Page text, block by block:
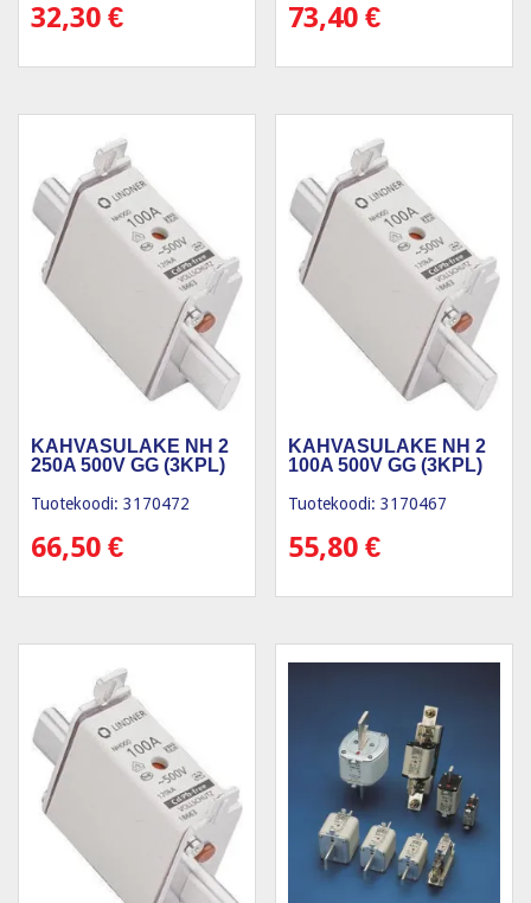
32,30 € 73,40€
KAHVASULAKE NH 2
250A 500V GG (3KPL)
Tuotekoodi: 3170472
66,50 €
KAHVASULAKE NH 2
100A 500V GG (3KPL)
Tuotekoodi: 3170467
55,80€